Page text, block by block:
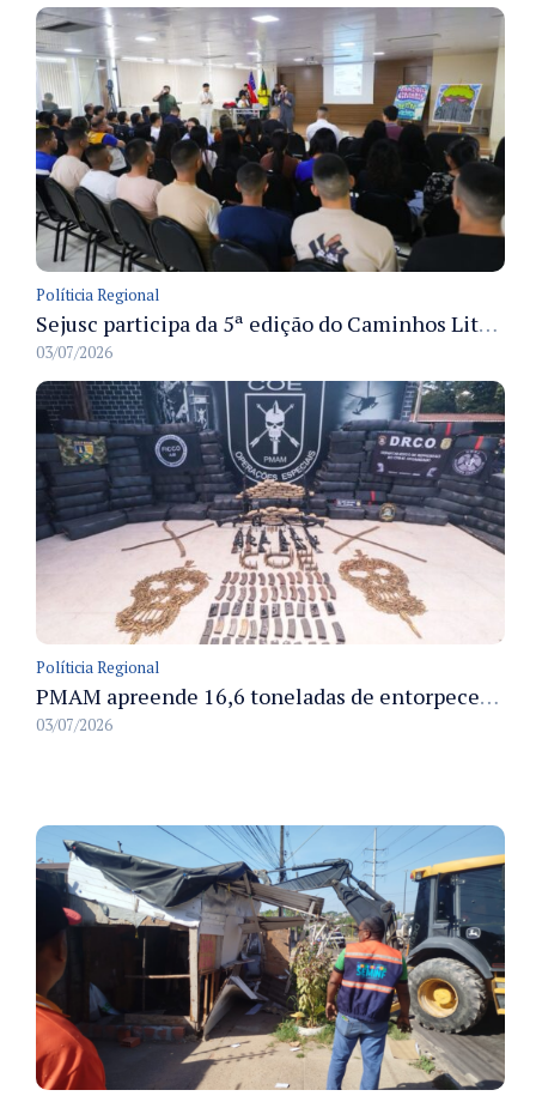
Políticia Regional
Sejusc participa da 5ª edição do Caminhos Literários com foco na cultura hip-hop nas unidades socioeducativas
03/07/2026
Políticia Regional
PMAM apreende 16,6 toneladas de entorpecentes e registra aumento nas prisões em flagrante e nas capturas de foragidos no primeiro semestre de 2026
03/07/2026